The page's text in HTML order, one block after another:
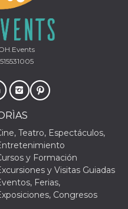
Teatro, Espectáculos,
y Formación
y Visitas Guiadas
Ferias,
Congresos